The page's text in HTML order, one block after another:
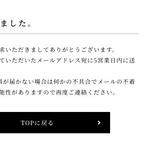
した。
いただきましてありがとうございます。
いただいたメールアドレス宛に5営業日内に送
届かない場合は何かの不具合でメールの不着
性がありますので再度ご連絡ください。
TOPに戻る